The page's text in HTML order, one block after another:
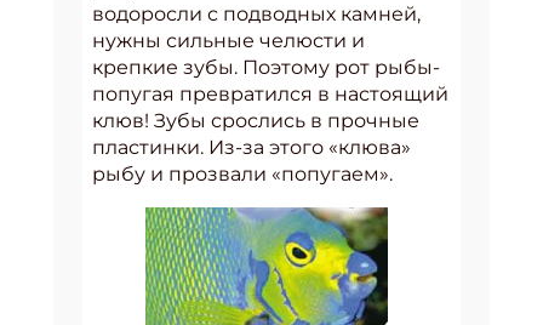
водоросли с подводных камней,
нужны сильные челюсти и
крепкие зубы. Поэтому рот рыбы-
попугая превратился в настоящий
клюв! Зубы срослись в прочные
пластинки. Из-за этого «клюва»
рыбу и прозвали «попугаем».